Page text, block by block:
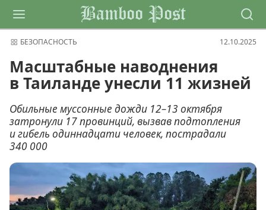
Bamboo Post
БЕЗОПАСНОСТЬ 12.10.2025
Масштабные наводнения
в Таиланде унесли 11 жизней
Обильные муссонные дожди 12–13 октября
затронули 17 провинций, вызвав подтопления
и гибель одиннадцати человек, пострадали
340 000